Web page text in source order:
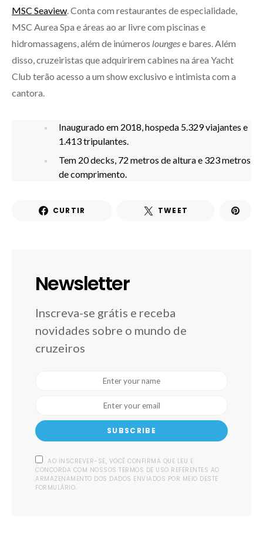
MSC Seaview . Conta com restaurantes de especialidade,
MSC Aurea Spa e áreas ao ar livre com piscinas e
hidromassagens, além de inúmeros loungese bares. Além
disso, cruzeiristas que adquirirem cabines na área Yacht
Club terão acesso a um show exclusivo e intimista com a
cantora.
Inaugurado em 2018, hospeda 5.329 viajantes e
1.413 tripulantes.
Tem 20 decks, 72 metros de altura e 323 metros
de comprimento.
CURTIR TWEET
Newsletter
Inscreva-se grátis e receba
novidades sobre o mundo de
cruzeiros
SUBSCRIBE
AO INSCREVER-SE, VOCÊ CONFIRMA QUE LEU E
CONCORDA COM NOSSOS TERMOS DE USO REFERENTES AO
ARMAZENAMENTO DOS DADOS ENVIADOS POR MEIO DESTE
FORMULÁRIO.